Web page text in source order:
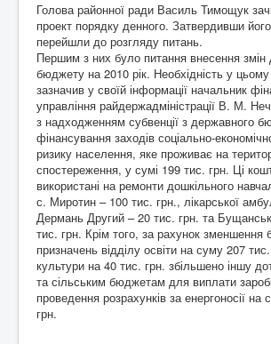
Голова районної ради Василь Тимощук
проект порядку денного. Затвердивши
перейшли до розгляду питань.
Першим з них було питання внесення змін
бюджету на 2010 рік. Необхідність у
зазначив у своїй інформації начальник
управління райдержадміністрації В. М.
з надходженням субвенції з державного
фінансування заходів соціально-
ризику населення, яке проживає на
спостереження, у сумі 199 тис. грн. Ці
використані на ремонти дошкільного
с. Миротин – 100 тис. грн., лікарської
Дермань Другий – 20 тис. грн. та
тис. грн. Крім того, за рахунок зменшення
призначень відділу освіти на суму 207
культури на 40 тис. грн. збільшено іншу
та сільським бюджетам для виплати
проведення розрахунків за енергоносії на
грн.